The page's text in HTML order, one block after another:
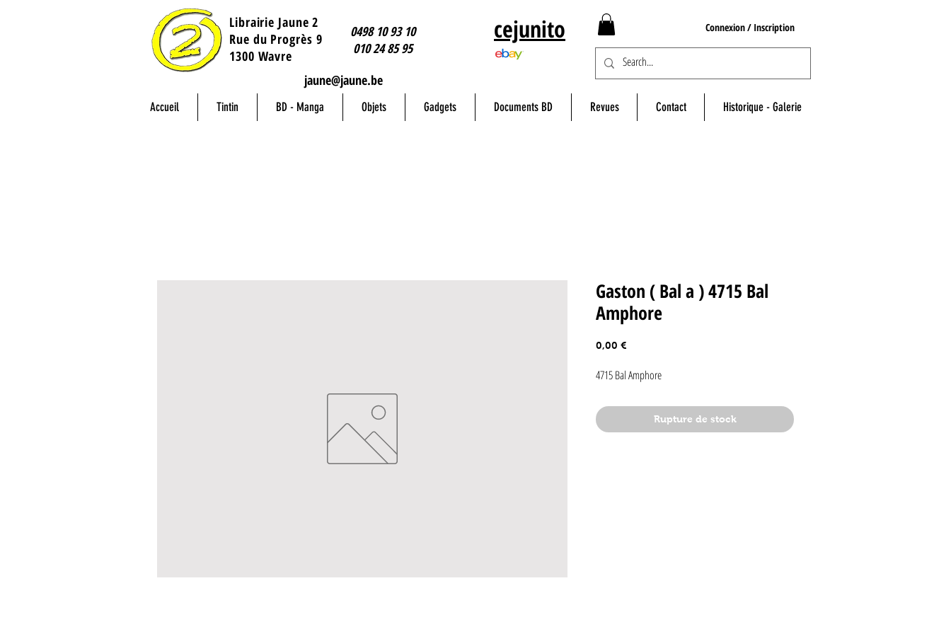
Librairie Jaune 2
​Rue du Progrès 9
1300 Wavre
0498 10 93 10
010 24 85 95
jaune@jaune.be
cejunito Connexion / Inscription
Accueil Tintin BD - Manga Objets Gadgets Documents BD Revues Contact Historique - Galerie
Gaston ( Bal a ) 4715 Bal
Amphore
0,00 €
4715 Bal Amphore
Rupture de stock